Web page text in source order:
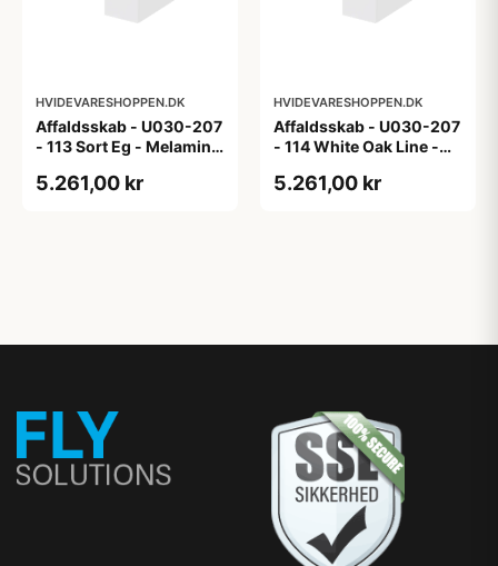
HVIDEVARESHOPPEN.DK
Affaldsskab - U030-207
- 113 Sort Eg - Melamin,
5.261,00 kr
HVIDEVARESHOPPEN.DK
Affaldsskab - U030-207
- 114 White Oak Line -
5.261,00 kr